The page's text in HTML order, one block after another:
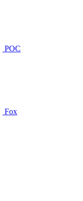
POC
Fox